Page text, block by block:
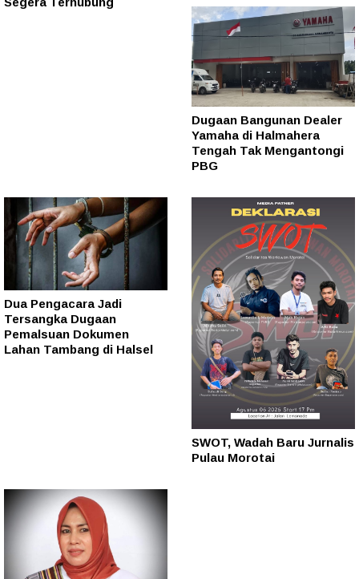
Dugaan Bangunan Dealer
Yamaha di Halmahera
Tengah Tak Mengantongi
PBG
Dua Pengacara Jadi
Tersangka Dugaan
Pemalsuan Dokumen
Lahan Tambang di Halsel
SWOT, Wadah Baru Jurnalis
Pulau Morotai